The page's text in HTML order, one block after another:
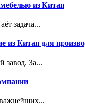
из Китая
задача...
из Китая для
завод. За...
важнейших...